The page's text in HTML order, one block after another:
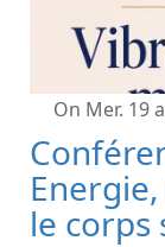
On Mer. 19
le corps